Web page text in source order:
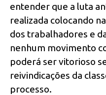
entender que a luta
realizada colocando
dos trabalhadores e
nenhum movimento
poderá ser vitorioso
reivindicações da
processo.